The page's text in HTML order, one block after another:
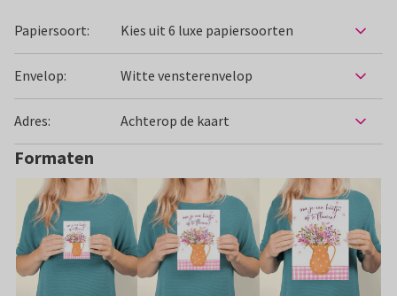
Papiersoort: Kies uit 6 luxe papiersoorten
Envelop: Witte vensterenvelop
Adres: Achterop de kaart
Formaten